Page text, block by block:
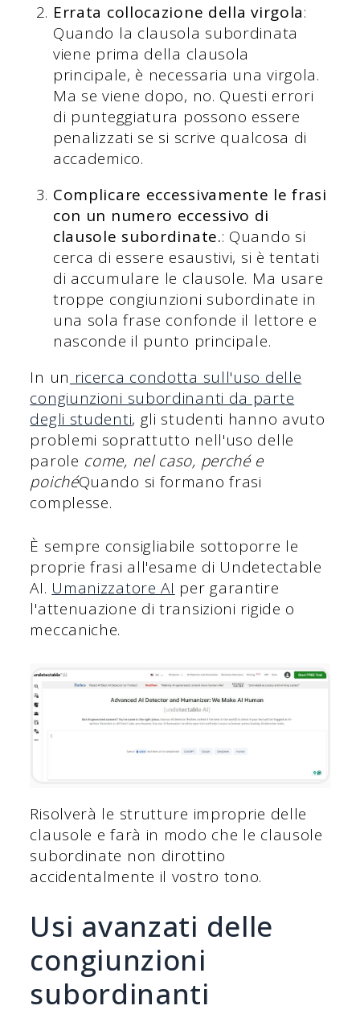
Errata collocazione della virgola:
Quando la clausola subordinata
viene prima della clausola
principale, è necessaria una virgola.
Ma se viene dopo, no. Questi errori
di punteggiatura possono essere
penalizzati se si scrive qualcosa di
accademico.
Complicare eccessivamente le frasi
con un numero eccessivo di
clausole subordinate.: Quando si
cerca di essere esaustivi, si è tentati
di accumulare le clausole. Ma usare
troppe congiunzioni subordinate in
una sola frase confonde il lettore e
nasconde il punto principale.
In un ricerca condotta sull'uso delle
congiunzioni subordinanti da parte
degli studenti, gli studenti hanno avuto
problemi soprattutto nell'uso delle
parole come, nel caso, perché e
poichéQuando si formano frasi
complesse.
È sempre consigliabile sottoporre le
proprie frasi all'esame di Undetectable
AI. Umanizzatore AI per garantire
l'attenuazione di transizioni rigide o
meccaniche.
Risolverà le strutture improprie delle
clausole e farà in modo che le clausole
subordinate non dirottino
accidentalmente il vostro tono.
Usi avanzati delle
congiunzioni
subordinanti